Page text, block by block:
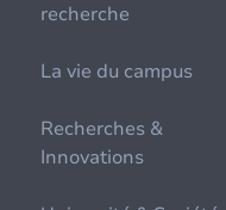
recherche
La vie du campus
Recherches &
Innovations